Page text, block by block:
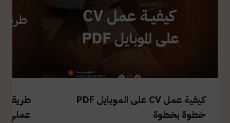
كيفية عمل CV على الموبايل PDF
خطوة بخطوة
طريقة
عملي